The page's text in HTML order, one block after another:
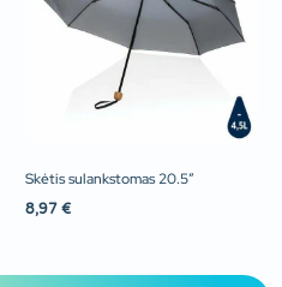
Skėtis sulankstomas 20.5″
8,97 €